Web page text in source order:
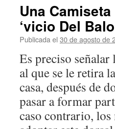
Una
‘vicio Del
Publicada el 30 de agosto de
Es preciso
al que se le retira
casa, después de
pasar a formar
caso contrario, los